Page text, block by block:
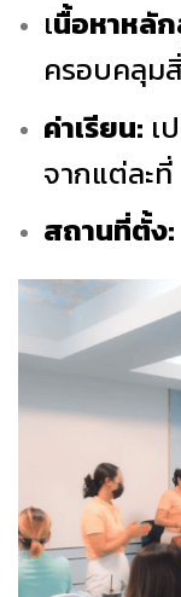
เนื้อหาหลั
ครอบคลุม
ค่าเรียน: เ
จากแต่ละที่
สถานที่ตั้ง: